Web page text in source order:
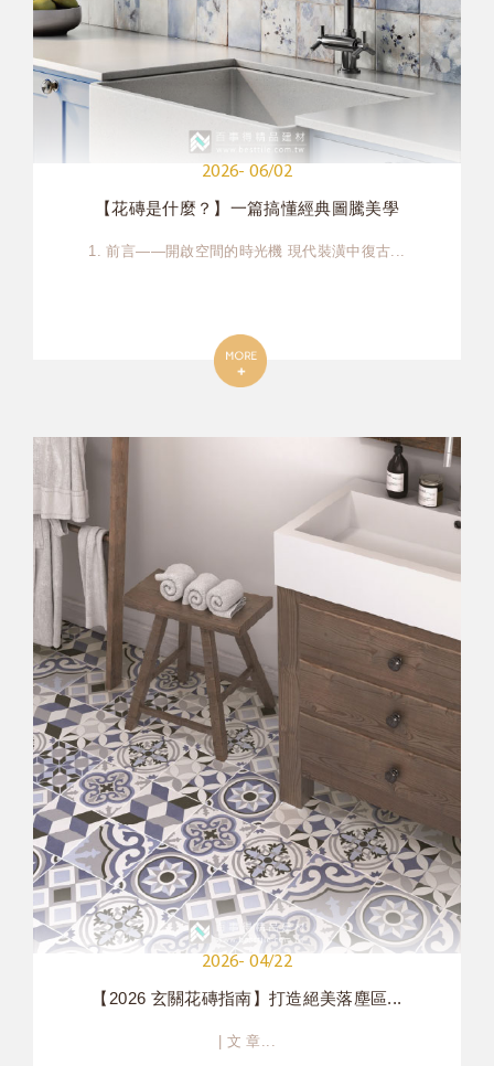
2026- 06/02
【花磚是什麼？】一篇搞懂經典圖騰美學
1. 前言——開啟空間的時光機 現代裝潢中復古...
2026- 04/22
【2026 玄關花磚指南】打造絕美落塵區...
| 文 章...